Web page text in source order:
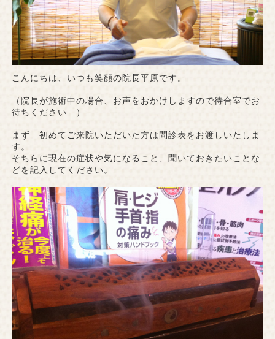
こんにちは、いつも笑顔の院長平原です。
（院長が施術中の場合、お声をおかけしますので待合室でお
待ちください ）
まず 初めてご来院いただいた方は問診表をお渡しいたしま
す。
そちらに現在の症状や気になること、聞いておきたいことな
どを記入してください。